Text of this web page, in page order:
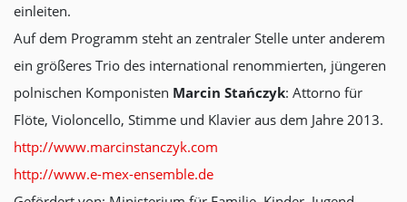
einleiten.
Auf dem Programm steht an zentraler Stelle unter anderem
ein größeres Trio des international renommierten, jüngeren
polnischen Komponisten Marcin Stańczyk: Attorno für
Flöte, Violoncello, Stimme und Klavier aus dem Jahre 2013.
http://www.marcinstanczyk.com
http://www.e-mex-ensemble.de